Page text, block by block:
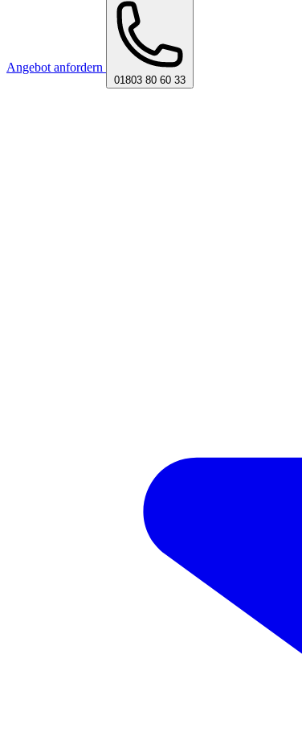
Angebot anfordern
01803 80 60 33